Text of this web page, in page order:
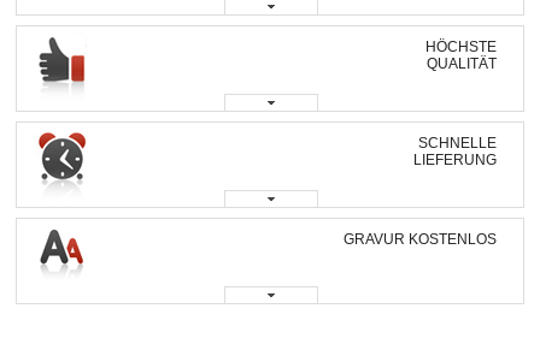
HÖCHSTE
QUALITÄT
SCHNELLE
LIEFERUNG
GRAVUR KOSTENLOS